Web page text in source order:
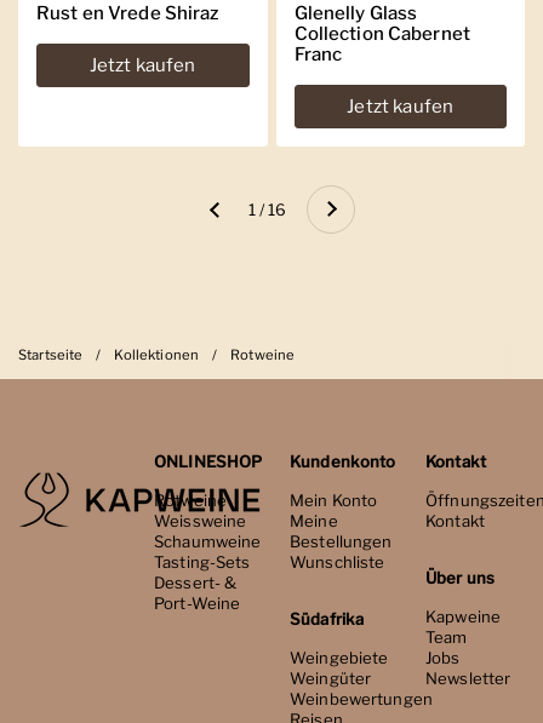
Rust en Vrede Shiraz
Jetzt kaufen
Glenelly Glass
Collection Cabernet
Franc
Jetzt kaufen
Zurück 1 / 16 Weiter
Startseite / Kollektionen / Rotweine
ONLINESHOP
Rotweine
Weissweine
Schaumweine
Tasting-Sets
Dessert- &
Port-Weine
Kundenkonto
Mein Konto
Meine
Bestellungen
Wunschliste
Südafrika
Weingebiete
Weingüter
Weinbewertungen
Reisen
Kontakt
Kontakt
Über uns
Kapweine
Team
Jobs
Newsletter